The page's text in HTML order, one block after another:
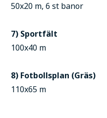
50x20 m, 6 st banor
7) Sportfält
100x40 m
8) Fotbollsplan (Gräs)
110x65 m